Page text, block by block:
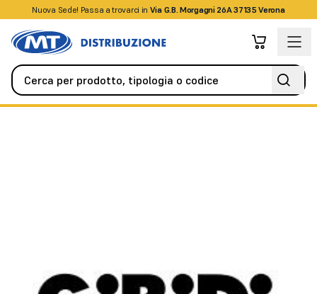
Nuova Sede! Passa a trovarci in Via G.B. Morgagni 26A 37135 Verona
+39045509826